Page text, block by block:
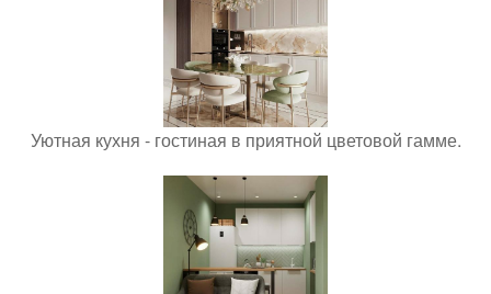
Уютная кухня - гостиная в приятной цветовой гамме.